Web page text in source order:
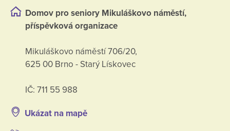
Domov pro seniory Mikuláškovo náměstí,
příspěvková organizace
Mikuláškovo náměstí 706/20,
625 00 Brno - Starý Lískovec
IČ: 711 55 988
Ukázat na mapě